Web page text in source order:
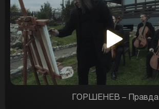
ГОРШЕНЕВ – Правда